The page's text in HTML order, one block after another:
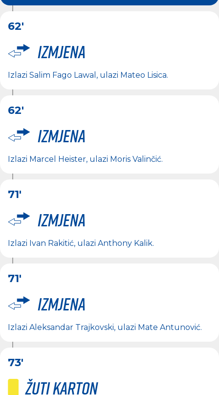
62'
Izmjena
Izlazi Salim Fago Lawal , ulazi Mateo Lisica.
62'
Izmjena
Izlazi Marcel Heister, ulazi Moris Valinčić.
71'
Izmjena
Izlazi Ivan Rakitić, ulazi Anthony Kalik.
71'
Izmjena
Izlazi Aleksandar Trajkovski, ulazi Mate Antunović.
73'
Žuti karton